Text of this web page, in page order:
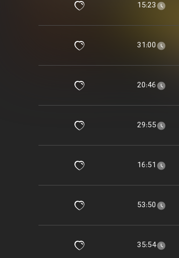
15:23
31:00
20:46
29:55
16:51
53:50
35:54